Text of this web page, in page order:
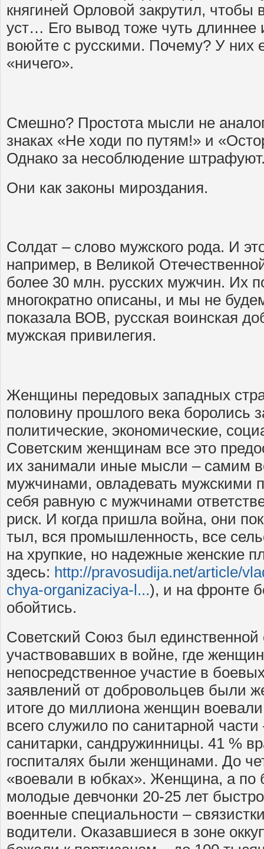
княгиней Орловой закрутил, чтобы
уст… Его вывод тоже чуть длиннее
воюйте с русскими. Почему? У них
«ничего».
Смешно? Простота мысли не
знаках «Не ходи по путям!» и
Однако за несоблюдение
Они как законы мироздания.
Солдат – слово мужского рода. И
например, в Великой
более 30 млн. русских мужчин. Их
многократно описаны, и мы не
показала ВОВ, русская воинская
мужская привилегия.
Женщины передовых западных
половину прошлого века боролись
политические, экономические,
Советским женщинам все это
их занимали иные мысли – самим
мужчинами, овладевать мужскими
себя равную с мужчинами
риск. И когда пришла война, они
тыл, вся промышленность, все
на хрупкие, но надежные женские
здесь: http://pravosudija.net/article/
chya-organizaciya-l...), и на фронте
обойтись.
Советский Союз был единственной
участвовавших в войне, где
непосредственное участие в
заявлений от добровольцев были
итоге до миллиона женщин
всего служило по санитарной
санитарки, сандружинницы. 41 %
госпиталях были женщинами. До
«воевали в юбках». Женщина, а по
молодые девчонки 20-25 лет
военные специальности –
водители. Оказавшиеся в зоне